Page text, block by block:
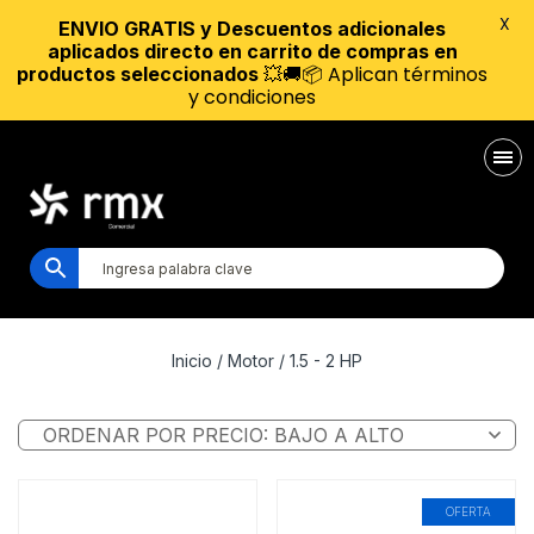
Inicio / Motor / 1.5 - 2 HP
OFERTA
ENVIO GRATIS y Descuentos adicionales
aplicados directo en carrito de compras en
productos seleccionados 💥🚚📦 Aplican términos
y condiciones
X